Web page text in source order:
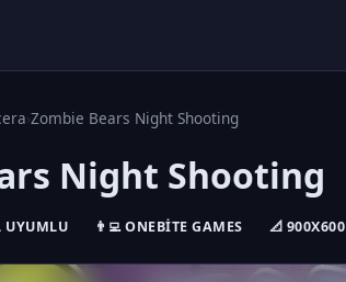
›Zombie Bears Night Shooting
Night Shooting
UYUMLU 👨‍💻 ONEBITE GAMES 📐 900X600